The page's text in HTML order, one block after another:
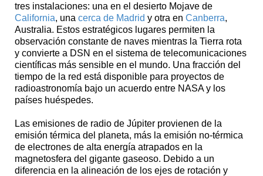
tres instalaciones: una en el desierto Mojave de
California, una cerca de Madrid y otra en Canberra,
Australia. Estos estratégicos lugares permiten la
observación constante de naves mientras la Tierra rota
y convierte a DSN en el sistema de telecomunicaciones
científicas más sensible en el mundo. Una fracción del
tiempo de la red está disponible para proyectos de
radioastronomía bajo un acuerdo entre NASA y los
países huéspedes.
Las emisiones de radio de Júpiter provienen de la
emisión térmica del planeta, más la emisión no-térmica
de electrones de alta energía atrapados en la
magnetosfera del gigante gaseoso. Debido a un
diferencia en la alineación de los ejes de rotación y